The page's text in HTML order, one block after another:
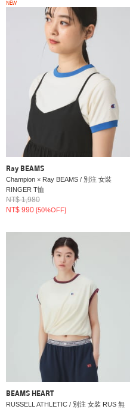
NEW
Ray BEAMS
Champion × Ray BEAMS / 別注 女裝
RINGER T恤
NT$ 1,980
NT$ 990 [50%OFF]
BEAMS HEART
RUSSELL ATHLETIC / 別注 女裝 RUS 無